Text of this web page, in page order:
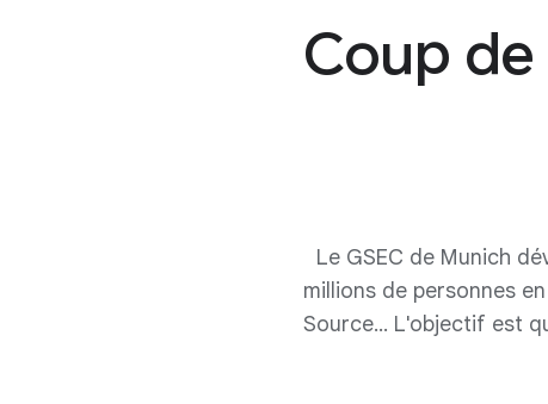
Coup
Le GSEC de Munich
millions de personnes
Source… L'objectif est